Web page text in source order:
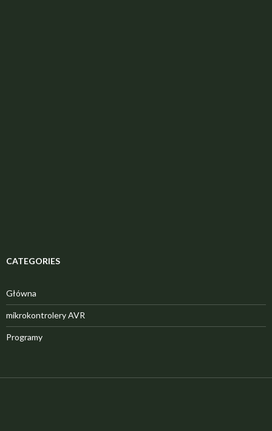
CATEGORIES
Główna
mikrokontrolery AVR
Programy